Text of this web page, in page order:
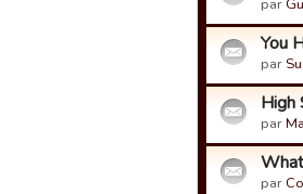
par
You
par
High
par
par